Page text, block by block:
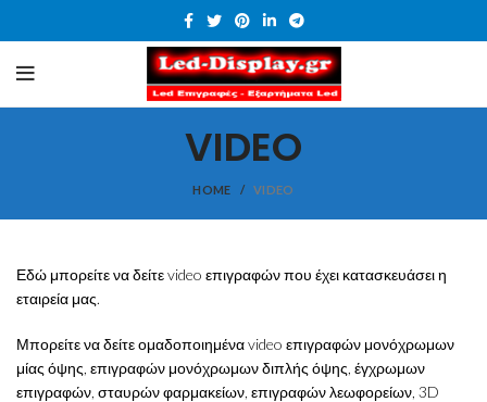
VIDEO
HOME VIDEO
Εδώ μπορείτε να δείτε video επιγραφών που έχει κατασκευάσει η
εταιρεία μας.
Μπορείτε να δείτε ομαδοποιημένα video επιγραφών μονόχρωμων
μίας όψης, επιγραφών μονόχρωμων διπλής όψης, έγχρωμων
επιγραφών, σταυρών φαρμακείων, επιγραφών λεωφορείων, 3D